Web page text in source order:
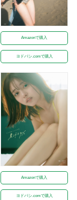
Amazonで購入
ヨドバシ.comで購入
Amazonで購入
ヨドバシ.comで購入